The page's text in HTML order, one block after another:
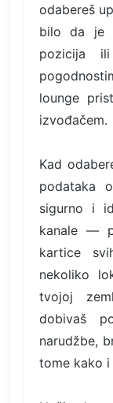
odabereš
bilo da je
pozicija
lounge
izvođačem.
Kad
podataka
sigurno i
kanale —
kartice
nekoliko
tvojoj
dobivaš
narudžbe,
tome kako i